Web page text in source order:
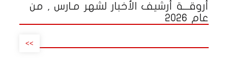
أروقـــة أرشيف الأخبار لشهر مـارس , من
عام 2026
>>